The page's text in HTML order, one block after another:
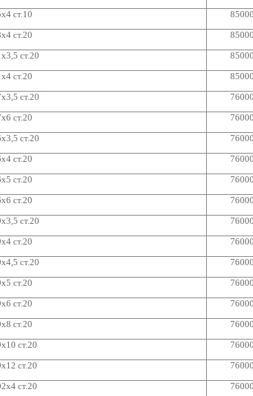
ст.10
85000
ст.20
85000
ст.20
85000
ст.20
85000
ст.20
76000
ст.20
76000
ст.20
76000
ст.20
76000
ст.20
76000
ст.20
76000
ст.20
76000
ст.20
76000
ст.20
76000
ст.20
76000
ст.20
76000
ст.20
76000
ст.20
76000
ст.20
76000
ст.20
76000